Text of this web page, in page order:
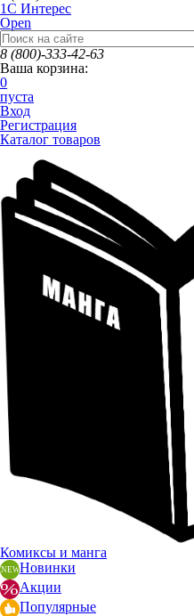
1C Интерес
Open
8 (800)-333-42-63
Ваша корзина:
0
пуста
Вход
Регистрация
Каталог товаров
Комиксы и манга
Новинки
Акции
Популярные